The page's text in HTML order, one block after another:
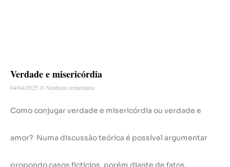
Verdade e misericórdia
04/04/2025 Nenhum comentário
Como conjugar verdade e misericórdia ou verdade e
amor? Numa discussão teórica é possível argumentar
propondo casos fictícios, porém diante de fatos